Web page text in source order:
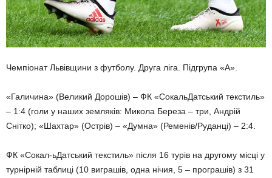
Чемпіонат Львівщини з футболу. Друга ліга. Підгрупа «А».
«Галичина» (Великий Дорошів) – ФК «СокальДатський текстиль»
– 1:4 (голи у наших земляків: Микола Береза – три, Андрій
Снітко); «Шахтар» (Острів) – «Думна» (Ременів/Руданці) – 2:4.
ФК «Сокал-ьДатський текстиль» після 16 турів на другому місці у
турнірній таблиці (10 виграшів, одна нічия, 5 – програшів) з 31